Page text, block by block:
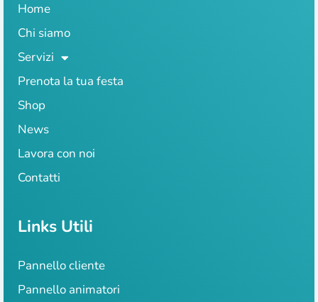
Home
Chi siamo
Servizi
Prenota la tua festa
Shop
News
Lavora con noi
Contatti
Links Utili
Pannello cliente
Pannello animatori